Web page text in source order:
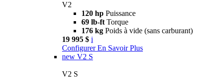
V2
120 hp Puissance
69 lb-ft Torque
176 kg Poids à vide (sans carburant)
19 995 $ i
Configurer En Savoir Plus
new V2 S
V2 S